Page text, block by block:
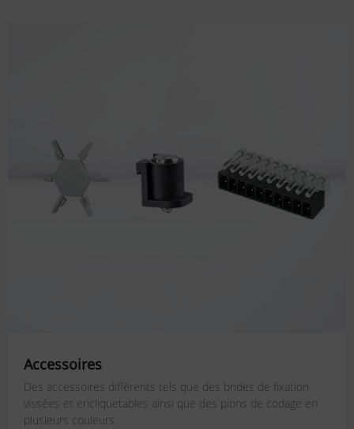
Accessoires
Des accessoires différents tels que des brides de fixation
vissées et encliquetables ainsi que des pions de codage en
plusieurs couleurs.